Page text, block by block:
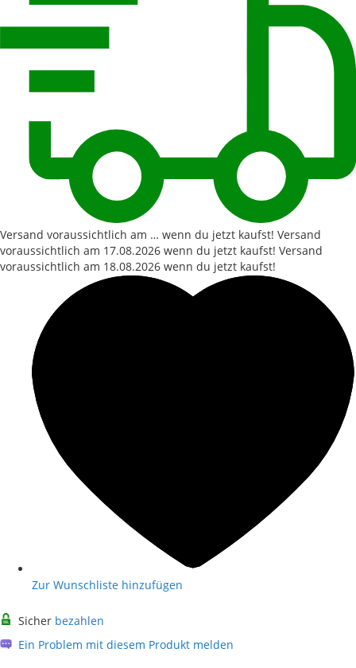
Versand voraussichtlich am … wenn du jetzt kaufst! Versand
voraussichtlich am 17.08.2026 wenn du jetzt kaufst! Versand
voraussichtlich am 18.08.2026 wenn du jetzt kaufst!
Zur Wunschliste hinzufügen
Sicher bezahlen
Ein Problem mit diesem Produkt melden